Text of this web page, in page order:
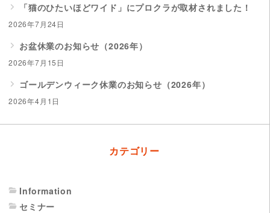
「猫のひたいほどワイド」にプロクラが取材されました！
2026年7月24日
お盆休業のお知らせ（2026年）
2026年7月15日
ゴールデンウィーク休業のお知らせ（2026年）
2026年4月1日
カテゴリー
Information
セミナー